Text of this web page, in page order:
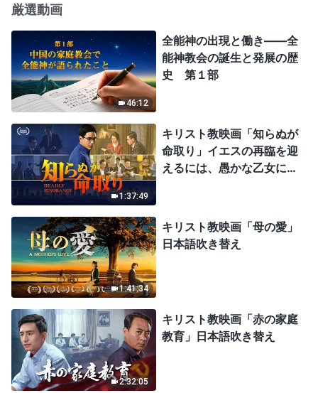
厳選動画
46:12
全能神の出現と働き——全
能神教会の誕生と発展の歴
史 第１部
1:37:49
キリスト教映画「知らぬが
命取り」イエスの再臨を迎
えるには、愚かな乙女にな
1:41:34
キリスト教映画「母の愛」
日本語吹き替え
2:32:05
キリスト教映画「赤の家庭
教育」日本語吹き替え